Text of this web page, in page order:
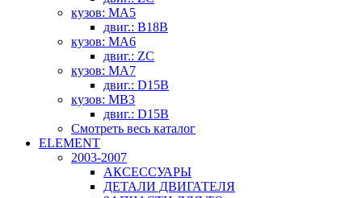
кузов: MA5
двиг.: B18B
кузов: MA6
двиг.: ZC
кузов: MA7
двиг.: D15B
кузов: MB3
двиг.: D15B
Смотреть весь каталог
ELEMENT
2003-2007
АКСЕССУАРЫ
ДЕТАЛИ ДВИГАТЕЛЯ